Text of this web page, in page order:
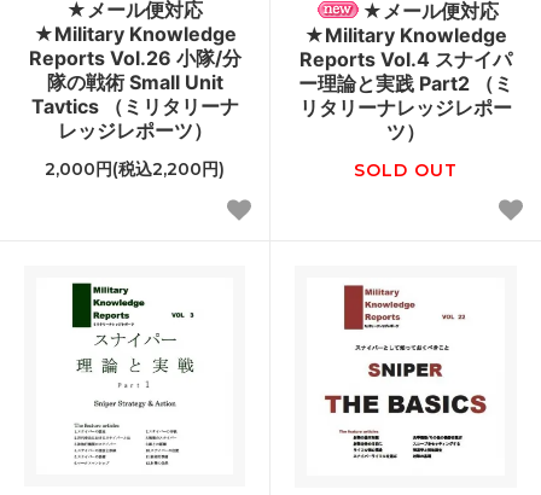
★メール便対応
★Military Knowledge
Reports Vol.26 小隊/分
隊の戦術 Small Unit
Tavtics （ミリタリーナ
レッジレポーツ）
2,000円(税込2,200円)
★メール便対応
★Military Knowledge
Reports Vol.4 スナイパ
ー理論と実践 Part2 （ミ
リタリーナレッジレポー
ツ）
SOLD OUT